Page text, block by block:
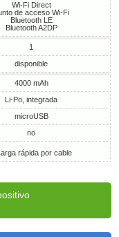
Wi-Fi Direct
de acceso Wi-Fi
Bluetooth LE
Bluetooth A2DP
1
disponible
4000 mAh
Li-Po, integrada
microUSB
no
rápida por cable